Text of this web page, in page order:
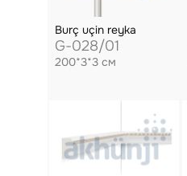
Burç uçin reyka
G-028/01
200*3*3 см